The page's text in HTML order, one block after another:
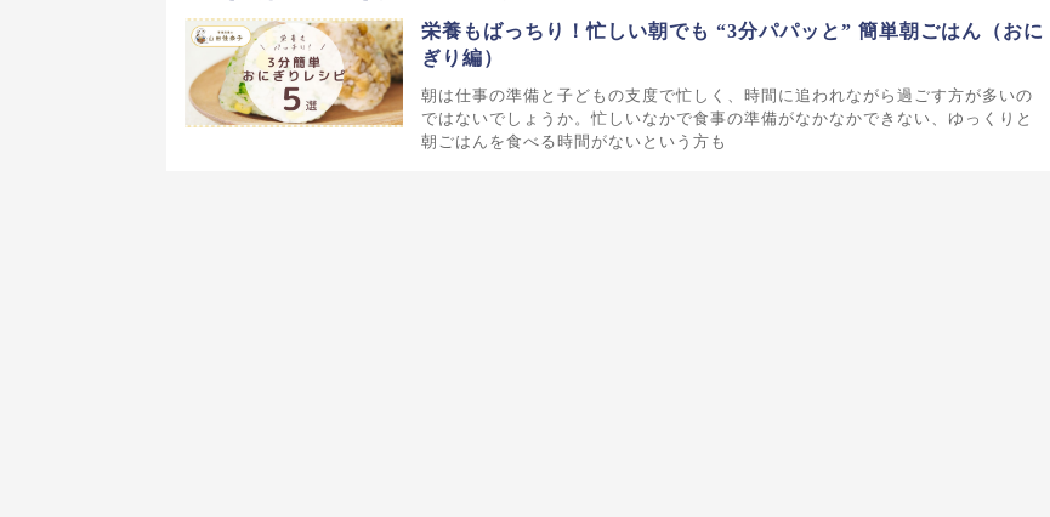
栄養もばっちり！忙しい朝でも “3分パパッと” 簡単朝ごはん（おに
ぎり編）
朝は仕事の準備と子どもの支度で忙しく、時間に追われながら過ごす方が多いの
ではないでしょうか。忙しいなかで食事の準備がなかなかできない、ゆっくりと
朝ごはんを食べる時間がないという方も